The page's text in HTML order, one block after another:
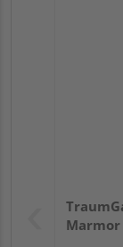
Marmor